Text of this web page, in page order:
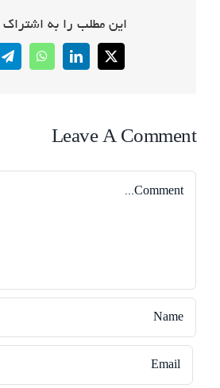
این مطلب را به
X
LinkedIn
Leave A Comment
Comment